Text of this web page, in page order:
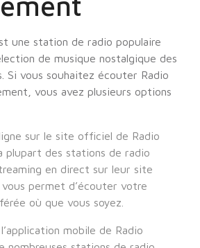
une station de radio populaire
de musique nostalgique des
Si vous souhaitez écouter Radio
vous avez plusieurs options
sur le site officiel de Radio
plupart des stations de radio
en direct sur leur site
permet d’écouter votre
où que vous soyez.
mobile de Radio